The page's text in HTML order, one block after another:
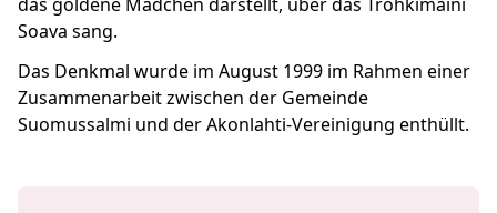
Soava sang.
Das Denkmal wurde im August 1999 im Rahmen einer
Zusammenarbeit zwischen der Gemeinde
Suomussalmi und der Akonlahti-Vereinigung enthüllt.